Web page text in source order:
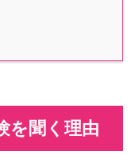
を聞く理由